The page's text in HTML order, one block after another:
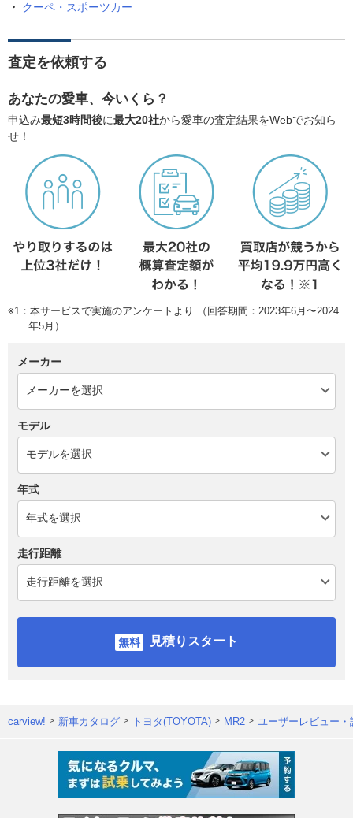
クーペ・スポーツカー
査定を依頼する
あなたの愛車、今いくら？
申込み最短3時間後に最大20社から愛車の査定結果をWebでお知ら
せ！
※1：本サービスで実施のアンケートより （回答期間：2023年6月〜2024
年5月）
メーカー
モデル
年式
走行距離
見積りスタート
carview! 新車カタログ トヨタ(TOYOTA) MR2 ユーザーレビュー・